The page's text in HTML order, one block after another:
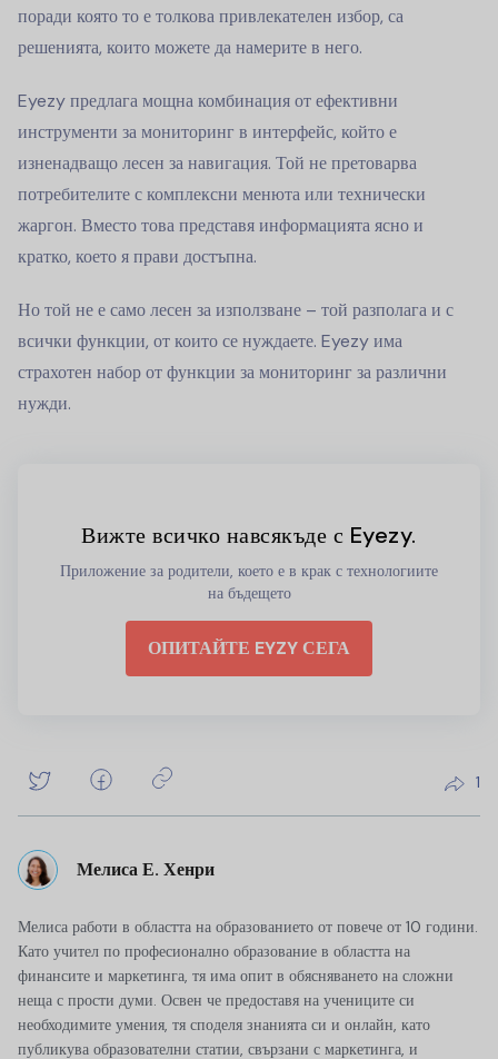
поради която то е толкова привлекателен избор, са
решенията, които можете да намерите в него.
Eyezy предлага мощна комбинация от ефективни
инструменти за мониторинг в интерфейс, който е
изненадващо лесен за навигация. Той не претоварва
потребителите с комплексни менюта или технически
жаргон. Вместо това представя информацията ясно и
кратко, което я прави достъпна.
Но той не е само лесен за използване – той разполага и с
всички функции, от които се нуждаете. Eyezy има
страхотен набор от функции за мониторинг за различни
нужди.
Вижте всичко навсякъде с Eyezy.
Приложение за родители, което е в крак с технологиите
на бъдещето
ОПИТАЙТЕ EYZY СЕГА
1
Мелиса Е. Хенри
Мелиса работи в областта на образованието от повече от 10 години.
Като учител по професионално образование в областта на
финансите и маркетинга, тя има опит в обясняването на сложни
неща с прости думи. Освен че предоставя на учениците си
необходимите умения, тя споделя знанията си и онлайн, като
публикува образователни статии, свързани с маркетинга, и